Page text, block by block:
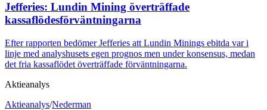
Jefferies: Lundin Mining överträffade
kassaflödesförväntningarna
Efter rapporten bedömer Jefferies att Lundin Minings ebitda var i
linje med analyshusets egen prognos men under konsensus, medan
det fria kassaflödet överträffade förväntningarna.
Aktieanalys
Aktieanalys/Nederman